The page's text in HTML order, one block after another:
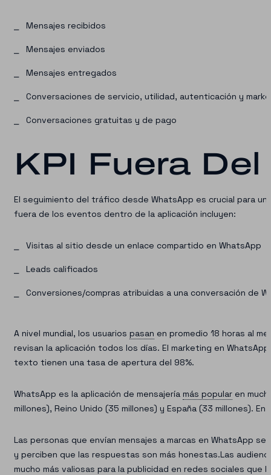
Mensajes recibidos
Mensajes enviados
Mensajes entregados
Conversaciones de servicio, utilidad, autenticación y
Conversaciones gratuitas y de pago
KPI Fuera
El seguimiento del tráfico desde WhatsApp es crucial para
fuera de los eventos dentro de la aplicación incluyen:
Visitas al sitio desde un enlace compartido en WhatsApp
Leads calificados
Conversiones/compras atribuidas a una conversación de
A nivel mundial, los usuarios pasan en promedio 18 horas al
revisan la aplicación todos los días. El marketing en
texto tienen una tasa de apertura del 98%.
WhatsApp es la aplicación de mensajería más popular en
millones), Reino Unido (35 millones) y España (33 millones).
Las personas que envían mensajes a marcas en WhatsApp
y perciben que las respuestas son más honestas.Las
mucho más valiosas para la publicidad en redes sociales